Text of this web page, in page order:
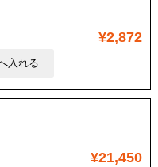
¥2,872
¥21,450